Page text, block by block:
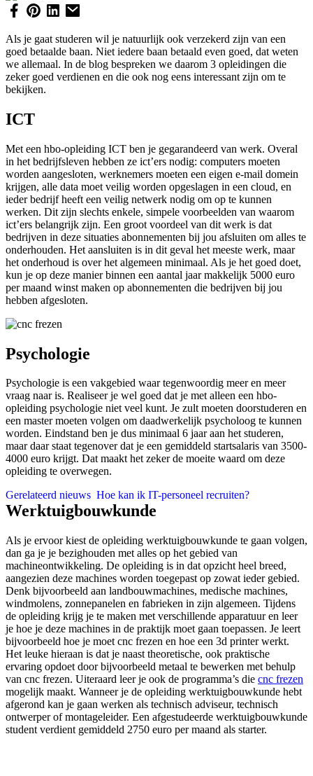
Als je gaat studeren wil je natuurlijk ook verzekerd zijn van een
goed betaalde baan. Niet iedere baan betaald even goed, dat weten
we allemaal. In de blog bespreken we daarom 3 opleidingen die
zeker goed verdienen en die ook nog eens interessant zijn om te
bekijken.
ICT
Met een hbo-opleiding ICT ben je gegarandeerd van werk. Overal
in het bedrijfsleven hebben ze ict’ers nodig: computers moeten
worden aangesloten, werknemers moeten een eigen e-mail domein
krijgen, alle data moet veilig worden opgeslagen in een cloud, en
ieder bedrijf heeft een veilig netwerk nodig om op te kunnen
werken. Dit zijn slechts enkele, simpele voorbeelden van waarom
ict’ers belangrijk zijn. Een groot voordeel van dit werk is dat
bedrijven in deze situaties abonnementen bij jou afsluiten om alles te
onderhouden. Het aansluiten is in dit geval het meeste werk, maar
het onderhoud is over het algemeen minimaal. Als je het goed doet,
kun je op deze manier binnen een aantal jaar makkelijk 5000 euro
per maand winst maken op abonnementen die bedrijven bij jou
hebben afgesloten.
Psychologie
Psychologie is een vakgebied waar tegenwoordig meer en meer
vraag naar is. Realiseer je wel goed dat je met alleen een hbo-
opleiding psychologie niet veel kunt. Je zult moeten doorstuderen en
een master moeten volgen om daadwerkelijk psycholoog te kunnen
worden. Eindstand ben je dus minimaal 6 jaar aan het studeren,
maar daar staat tegenover dat je een gemiddeld startsalaris van 3500-
4000 euro krijgt. Dat maakt het zeker de moeite waard om deze
opleiding te overwegen.
Gerelateerd nieuws Hoe kan ik IT-personeel recruiten?
Werktuigbouwkunde
Als je ervoor kiest de opleiding werktuigbouwkunde te gaan volgen,
dan ga je je bezighouden met alles op het gebied van
machineontwikkeling. De opleiding is in dat opzicht heel breed,
aangezien deze machines worden toegepast op zowat ieder gebied.
Denk bijvoorbeeld aan landbouwmachines, medische machines,
windmolens, zonnepanelen en fabrieken in zijn algemeen. Tijdens
de opleiding krijg je te maken met verschillende apparatuur en leer
je hoe je deze machines in de praktijk moet gaan toepassen. Je leert
bijvoorbeeld hoe je moet cnc frezen en hoe een 3d printer werkt.
Het leuke hieraan is dat je naast theoretische, ook praktische
ervaring opdoet door bijvoorbeeld metaal te bewerken met behulp
van cnc frezen. Uiteraard leer je ook de programma’s die cnc frezen
mogelijk maakt. Wanneer je de opleiding werktuigbouwkunde hebt
afgerond kan je gaan werken als technisch adviseur, technisch
ontwerper of montageleider. Een afgestudeerde werktuigbouwkunde
student verdient gemiddeld 2750 euro per maand als starter.